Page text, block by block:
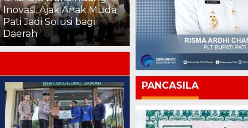
Inovasi, Ajak Anak Muda
Pati Jadi Solusi bagi
Daerah
Apresiasi Hasil
Pembinaan Kemandirian
Periode Juli 2026
PANCASILA